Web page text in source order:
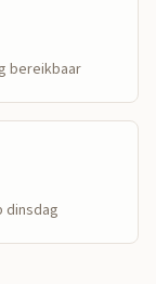
bereikbaar
dinsdag